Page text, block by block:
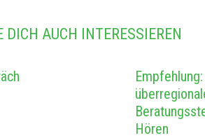
DICH AUCH INTERESSIEREN
Hören